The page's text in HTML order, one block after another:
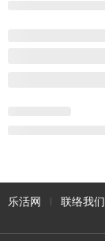
乐活网 联络我们